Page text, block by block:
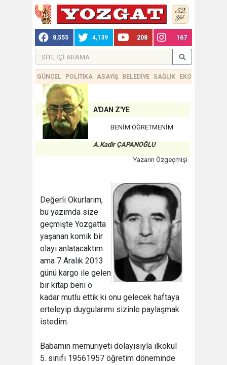
8,555 4,139 208 167
GÜNCEL POLİTİKA ASAYİŞ BELEDİYE SAĞLIK EKONOMİ
A'DAN Z'YE
BENİM ÖĞRETMENİM
A.Kadir ÇAPANOĞLU
Yazarın Özgeçmişi
Değerli Okurlarım,
bu yazımda size
geçmişte Yozgatta
yaşanan komik bir
olayı anlatacaktım
ama 7 Aralık 2013
günü kargo ile gelen
bir kitap beni o
kadar mutlu ettik ki onu gelecek haftaya
erteleyip duygularımı sizinle paylaşmak
istedim.
Babamın memuriyeti dolayısıyla ilkokul
5. sınıfı 19561957 öğretim döneminde